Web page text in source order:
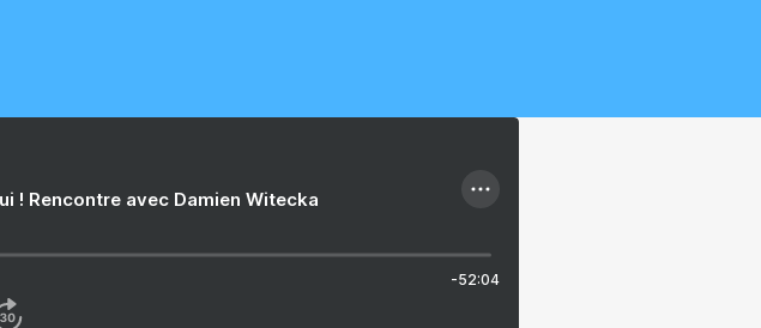
! Rencontre avec Damien Witecka
-52:04